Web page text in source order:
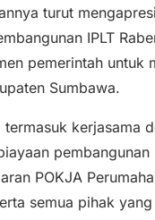
turut
IPLT
pemerintah untuk
Sumbawa.
kerjasama
pembangunan
POKJA
semua pihak